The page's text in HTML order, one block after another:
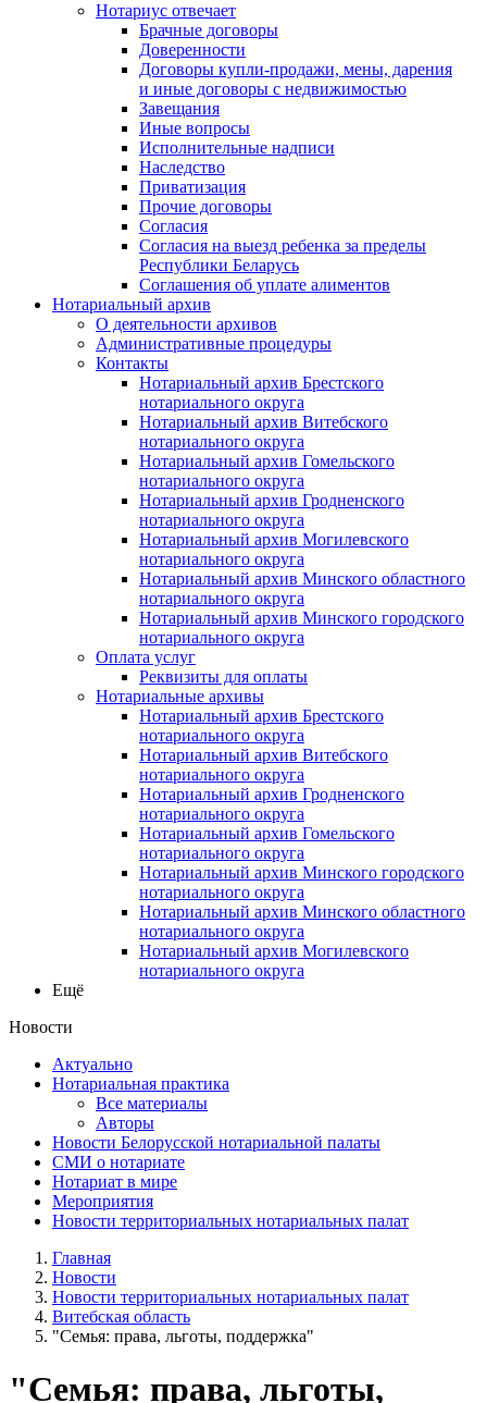
Нотариус отвечает
Брачные договоры
Доверенности
Договоры купли-продажи, мены, дарения
и иные договоры с недвижимостью
Завещания
Иные вопросы
Исполнительные надписи
Наследство
Приватизация
Прочие договоры
Согласия
Согласия на выезд ребенка за пределы
Республики Беларусь
Соглашения об уплате алиментов
Нотариальный архив
О деятельности архивов
Административные процедуры
Контакты
Нотариальный архив Брестского
нотариального округа
Нотариальный архив Витебского
нотариального округа
Нотариальный архив Гомельского
нотариального округа
Нотариальный архив Гродненского
нотариального округа
Нотариальный архив Могилевского
нотариального округа
Нотариальный архив Минского областного
нотариального округа
Нотариальный архив Минского городского
нотариального округа
Оплата услуг
Реквизиты для оплаты
Нотариальные архивы
Нотариальный архив Брестского
нотариального округа
Нотариальный архив Витебского
нотариального округа
Нотариальный архив Гродненского
нотариального округа
Нотариальный архив Гомельского
нотариального округа
Нотариальный архив Минского городского
нотариального округа
Нотариальный архив Минского областного
нотариального округа
Нотариальный архив Могилевского
нотариального округа
Ещё
Новости
Актуально
Нотариальная практика
Все материалы
Авторы
Новости Белорусской нотариальной палаты
СМИ о нотариате
Нотариат в мире
Мероприятия
Новости территориальных нотариальных палат
Главная
Новости
Новости территориальных нотариальных палат
Витебская область
"Семья: права, льготы, поддержка"
"Семья: права, льготы,